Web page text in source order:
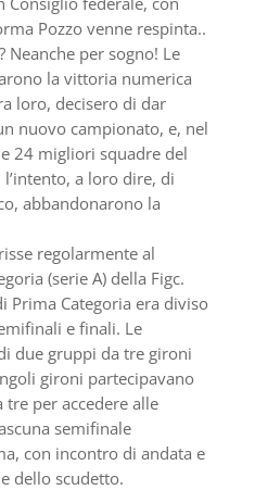
Pozzo venne respinta..
per sogno! Le
la vittoria numerica
loro, decisero di dar
nuovo campionato, e, nel
24 migliori squadre del
a loro dire, di
abbandonarono la
regolarmente al
(serie A) della Figc.
Prima Categoria era diviso
e finali. Le
due gruppi da tre gironi
gironi partecipavano
tre per accedere alle
semifinale
con incontro di andata e
dello scudetto.